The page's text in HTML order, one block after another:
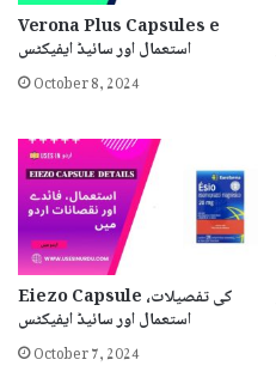
Verona Plus Capsules e
استعمال اور سائیڈ ایفیکٹس
October 8, 2024
Eiezo Capsule کی تفصیلات،
استعمال اور سائیڈ ایفیکٹس
October 7, 2024